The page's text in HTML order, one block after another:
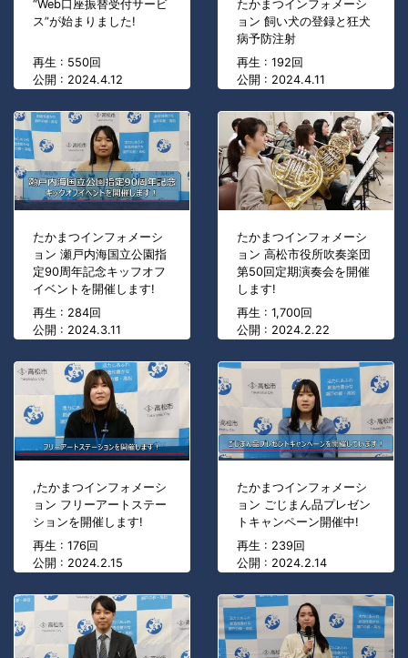
“Web口座振替受付サービ
ス”が始まりました!
再生 : 550回
公開 : 2024.4.12
たかまつインフォメーシ
ョン 飼い犬の登録と狂犬
病予防注射
再生 : 192回
公開 : 2024.4.11
たかまつインフォメーシ
ョン 瀬戸内海国立公園指
定90周年記念キッフオフ
イベントを開催します!
再生 : 284回
公開 : 2024.3.11
たかまつインフォメーシ
ョン 高松市役所吹奏楽団
第50回定期演奏会を開催
します!
再生 : 1,700回
公開 : 2024.2.22
,たかまつインフォメーシ
ョン フリーアートステー
ションを開催します!
再生 : 176回
公開 : 2024.2.15
たかまつインフォメーシ
ョン ごじまん品プレゼン
トキャンペーン開催中!
再生 : 239回
公開 : 2024.2.14